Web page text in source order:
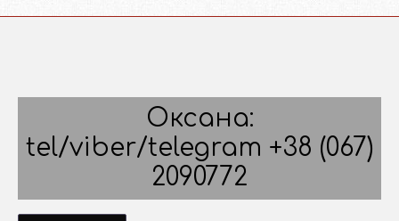
Оксана:
tel/viber/telegram +38 (067)
2090772